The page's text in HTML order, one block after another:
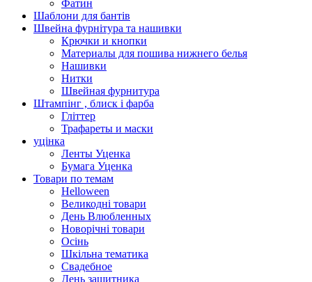
Фатин
Шаблони для бантів
Швейна фурнітура та нашивки
Крючки и кнопки
Материалы для пошива нижнего белья
Нашивки
Нитки
Швейная фурнитура
Штампінг , блиск і фарба
Гліттер
Трафареты и маски
уцінка
Ленты Уценка
Бумага Уценка
Товари по темам
Helloween
Великодні товари
День Влюбленных
Новорічні товари
Осінь
Шкільна тематика
Свадебное
День защитника